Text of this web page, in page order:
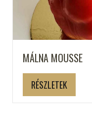
MÁLNA MOUSSE
RÉSZLETEK